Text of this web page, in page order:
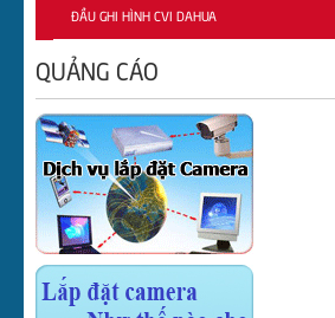
ĐẦU GHI HÌNH CVI DAHUA
QUẢNG CÁO